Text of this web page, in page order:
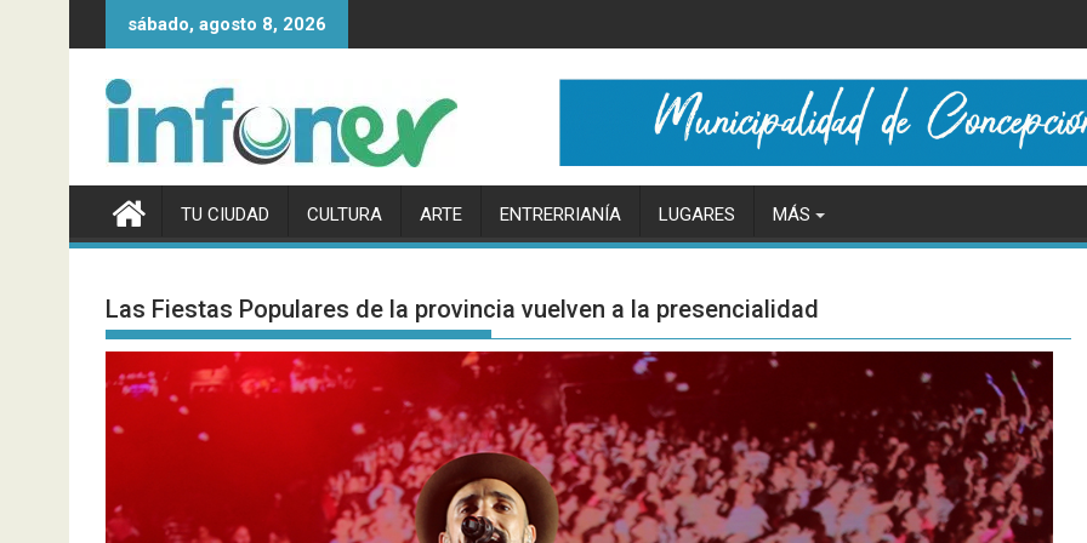
al
sábado, agosto 8, 2026
TU CIUDAD CULTURA ARTE ENTRERRIANÍA LUGARES MÁS
Las Fiestas Populares de la provincia vuelven a la presencialidad